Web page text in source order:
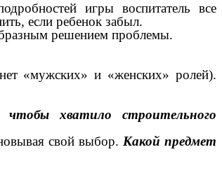
игры воспитатель все
если ребенок забыл.
решением проблемы.
«мужских» и «женских» ролей).
хватило строительного
свой выбор. Какой предмет